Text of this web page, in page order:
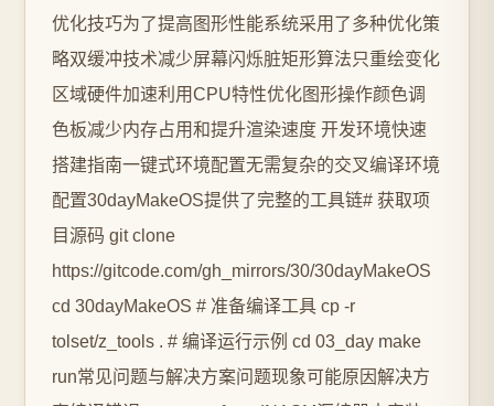
优化技巧为了提高图形性能系统采用了多种优化策
略双缓冲技术减少屏幕闪烁脏矩形算法只重绘变化
区域硬件加速利用CPU特性优化图形操作颜色调
色板减少内存占用和提升渲染速度️ 开发环境快速
搭建指南一键式环境配置无需复杂的交叉编译环境
配置30dayMakeOS提供了完整的工具链# 获取项
目源码 git clone
https://gitcode.com/gh_mirrors/30/30dayMakeOS
cd 30dayMakeOS # 准备编译工具 cp -r
tolset/z_tools . # 编译运行示例 cd 03_day make
run常见问题与解决方案问题现象可能原因解决方